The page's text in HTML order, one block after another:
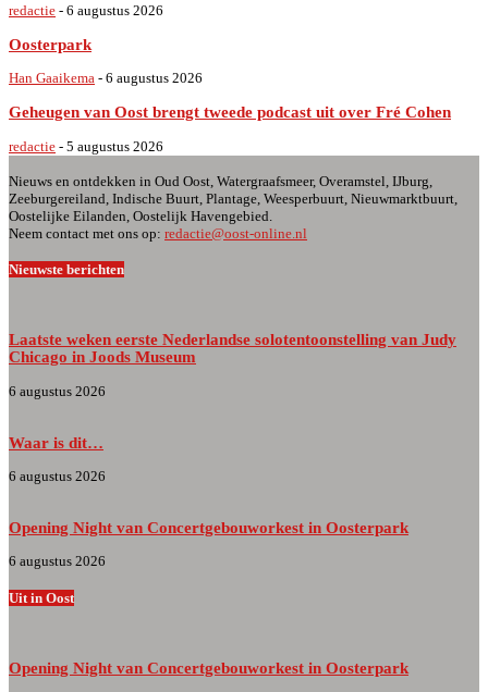
redactie - 6 augustus 2026
Oosterpark
Han Gaaikema - 6 augustus 2026
Geheugen van Oost brengt tweede podcast uit over Fré Cohen
redactie - 5 augustus 2026
Nieuws en ontdekken in Oud Oost, Watergraafsmeer, Overamstel, IJburg,
Zeeburgereiland, Indische Buurt, Plantage, Weesperbuurt, Nieuwmarktbuurt,
Oostelijke Eilanden, Oostelijk Havengebied.
Neem contact met ons op: redactie@oost-online.nl
Nieuwste berichten
Laatste weken eerste Nederlandse solotentoonstelling van Judy
Chicago in Joods Museum
6 augustus 2026
Waar is dit…
6 augustus 2026
Opening Night van Concertgebouworkest in Oosterpark
6 augustus 2026
Uit in Oost
Opening Night van Concertgebouworkest in Oosterpark